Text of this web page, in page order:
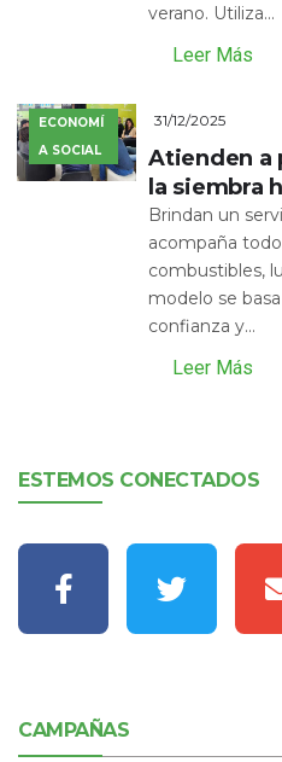
verano. Utiliza...
Leer Más
ECONOMÍ
A SOCIAL
31/12/2025
Atienden a
la siembra
Brindan un
acompaña
combustibles,
modelo se
confianza y...
Leer Más
ESTEMOS CONECTADOS
CAMPAÑAS